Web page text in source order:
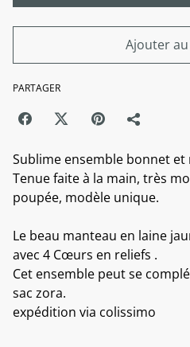
Ajouter
PARTAGER
Sublime ensemble bonnet
Tenue faite à la main, très
poupée, modèle unique.
Le beau manteau en laine
avec 4 Cœurs en reliefs .
Cet ensemble peut se
sac zora.
expédition via colissimo